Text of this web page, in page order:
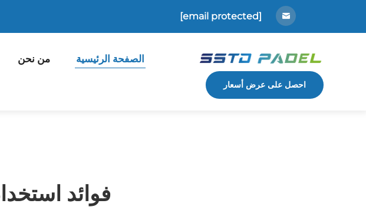
[email protected]
الصفحة الرئيسية من نحن
احصل على عرض أسعار
فوائد